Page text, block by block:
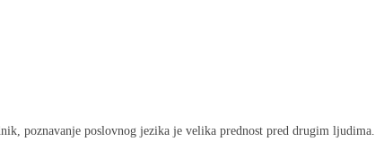
poznavanje poslovnog jezika je velika prednost pred drugim ljudima.